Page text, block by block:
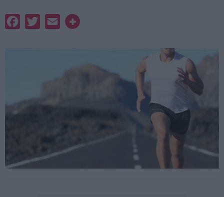
FacebookTwitterEmail